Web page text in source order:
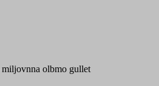
miljovnna olbmo gullet